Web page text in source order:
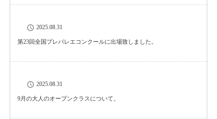
2025.08.31
第23回全国プレバレエコンクールに出場致しました。
2025.08.31
9月の大人のオープンクラスについて。